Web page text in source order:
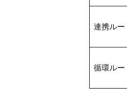
連携ルー
循環ルー